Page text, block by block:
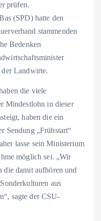
prüfen.
(SPD) hatte den
stammenden
Bedenken
der Landwirte.
die viele
Mindestlohn in dieser
haben die ein
Sendung „Frühstart“
lasse sein Ministerium
möglich sei. „Wir
die damit aufhören und
aus
sagte der CSU-